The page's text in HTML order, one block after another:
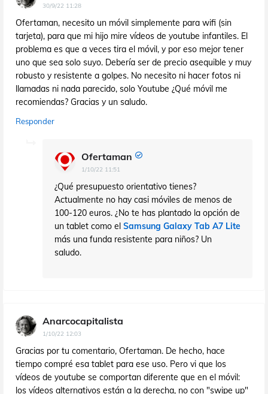
30/9/22 11:28
Ofertaman, necesito un móvil simplemente para wifi (sin
tarjeta), para que mi hijo mire vídeos de youtube infantiles. El
problema es que a veces tira el móvil, y por eso mejor tener
uno que sea solo suyo. Debería ser de precio asequible y muy
robusto y resistente a golpes. No necesito ni hacer fotos ni
llamadas ni nada parecido, solo Youtube ¿Qué móvil me
recomiendas? Gracias y un saludo.
Responder
Ofertaman
1/10/22 11:51
¿Qué presupuesto orientativo tienes?
Actualmente no hay casi móviles de menos de
100-120 euros. ¿No te has plantado la opción de
un tablet como el Samsung Galaxy Tab A7 Lite
más una funda resistente para niños? Un
saludo.
Anarcocapitalista
1/10/22 12:03
Gracias por tu comentario, Ofertaman. De hecho, hace
tiempo compré esa tablet para ese uso. Pero vi que los
vídeos de youtube se comportan diferente que en el móvil:
los vídeos alternativos están a la derecha, no con "swipe up"